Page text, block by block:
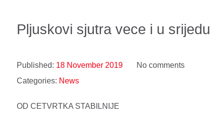
Pljuskovi sjutra vece i u srijedu
Published: 18 November 2019
No comments
Categories: News
OD CETVRTKA STABILNIJE